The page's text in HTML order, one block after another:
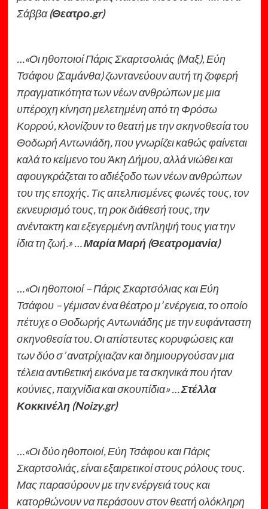
Σάββα(Θεατρο.gr)
…«Οι ηθοποιοί Πάρις Σκαρτσολιάς (Μαξ), Εύη
Τσάφου (Σαμάνθα) ζωντανεύουν αυτή τη ζοφερή
πραγματικότητα των νέων ανθρώπων με μια
υπέροχη κίνηση μελετημένη από τη Φρόσω
Κορρού, κλονίζουν το θεατή με την σκηνοθεσία του
Θοδωρή Αντωνιάδη, που γνωρίζει καθώς φαίνεται
καλά το κείμενο του Άκη Δήμου, αλλά νιώθει και
αφουγκράζεται το αδιέξοδο των νέων ανθρώπων
του της εποχής. Τις απελπισμένες φωνές τους, τον
εκνευρισμό τους, τη ροκ διάθεσή τους, την
ανέντακτη και εξεγερμένη αντίληψή τους για την
ίδια τη ζωή.» …Μαρία Μαρή (Θεατρομανία)
…«Οι ηθοποιοί – Πάρις Σκαρτσόλιας και Εύη
Τσάφου – γέμισαν ένα θέατρο μ’ ενέργεια, το οποίο
πέτυχε ο Θοδωρής Αντωνιάδης με την ευφάνταστη
σκηνοθεσία του. Οι απίστευτες κορυφώσεις και
των δύο σ’ ανατρίχιαζαν και δημιουργούσαν μια
τέλεια αντιθετική εικόνα με τα σκηνικά που ήταν
κούνιες, παιχνίδια και σκουπίδια» …Στέλλα
Κοκκινέλη (Noizy.gr)
…«Οι δύο ηθοποιοί, Εύη Τσάφου και Πάρις
Σκαρτσολιάς, είναι εξαιρετικοί στους ρόλους τους.
Μας παρασύρουν με την ενέργειά τους και
κατορθώνουν να περάσουν στον θεατή ολόκληρη